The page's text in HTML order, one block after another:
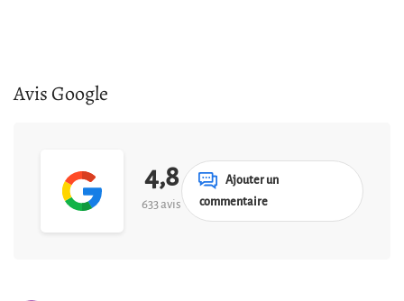
Avis Google
4,8
633 avis
Ajouter un
commentaire